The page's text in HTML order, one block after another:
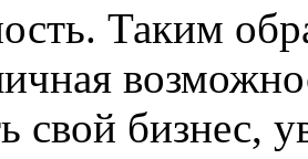
Таким
свой бизнес,